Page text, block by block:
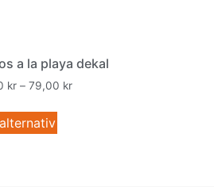
a la playa dekal
kr – 79,00 kr